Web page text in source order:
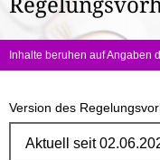
hier:
Inhalte beruhen auf Angaben
Version des